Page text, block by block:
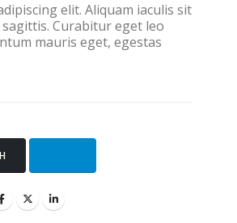
elit. Aliquam iaculis sit
Curabitur eget leo
mauris eget, egestas